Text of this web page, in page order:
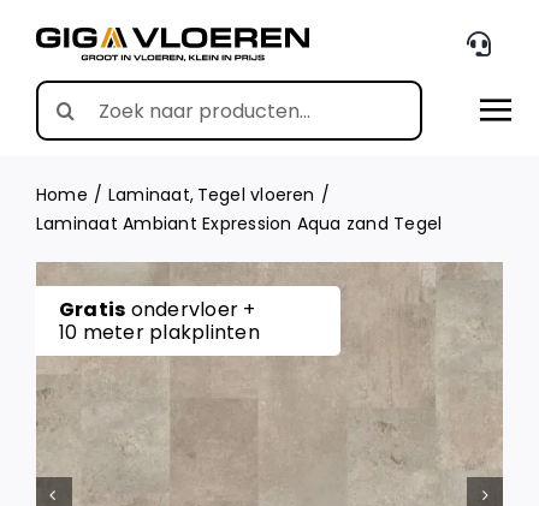
content
Search
for:
Home Laminaat Tegel vloeren
Laminaat Ambiant Expression Aqua zand Tegel
Gratis ondervloer +
10 meter plakplinten